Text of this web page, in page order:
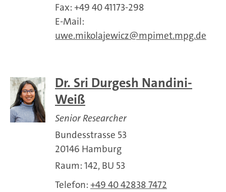
Fax: +49 40 41173-298
E-Mail:
uwe.mikolajewicz
mpimet.mpg.de
Dr. Sri Durgesh Nandini-
Weiß
Senior Researcher
Bundesstrasse 53
20146 Hamburg
Raum: 142, BU 53
Telefon: +49 40 42838 7472